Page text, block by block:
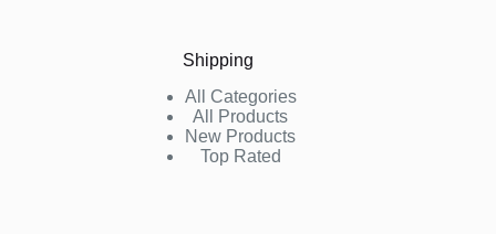
Shipping
All Categories
All Products
New Products
Top Rated